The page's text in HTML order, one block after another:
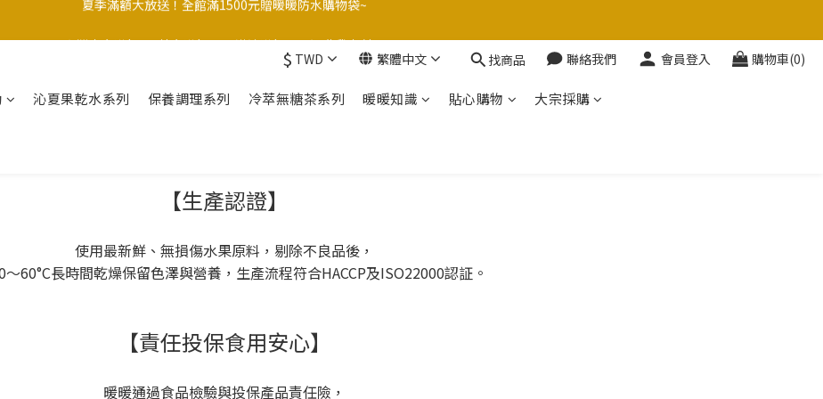
點☝️加入LINE官方帳號綁定好友再領取$50購物金
夏季滿額大放送！全館滿1500元贈暖暖防水購物袋~
$ TWD 繁體中文 找商品 聯絡我們 會員登入 購物車(0)
沁夏果乾水系列 保養調理系列 冷萃無糖茶系列 暖暖知識 貼心購物
大宗採購
【生產認證】
使用最新鮮、無損傷水果原料，剔除不良品後，
～60°C長時間乾燥保留色澤與營養，生產流程符合HACCP及ISO22000認証。
【責任投保食用安心】
暖暖通過食品檢驗與投保產品責任險，